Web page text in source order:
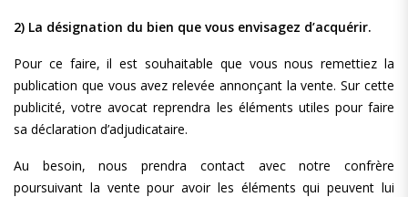
2) La désignation du bien que vous envisagez d’acquérir.
Pour ce faire, il est souhaitable que vous nous remettiez la
publication que vous avez relevée annonçant la vente. Sur cette
publicité, votre avocat reprendra les éléments utiles pour faire
sa déclaration d’adjudicataire.
Au besoin, nous prendra contact avec notre confrère
poursuivant la vente pour avoir les éléments qui peuvent lui